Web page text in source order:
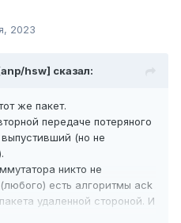
2023
hsw] сказал:
же пакет.
передаче потеряного
(но не
никто не
есть алгоритмы ack
удаленной стороной. И